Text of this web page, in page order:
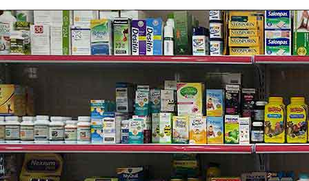
Mastelli DNA Placentex Italia
✓